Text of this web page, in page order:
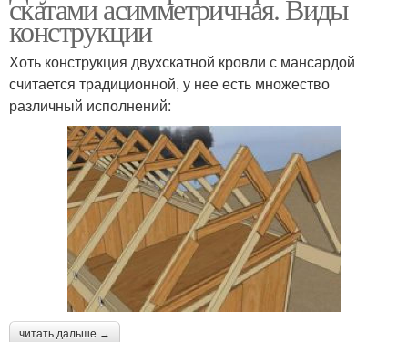
скатами асимметричная. Виды
конструкции
Хоть конструкция двухскатной кровли с мансардой
считается традиционной, у нее есть множество
различный исполнений:
читать дальше →